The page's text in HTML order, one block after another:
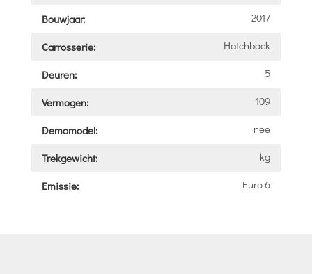
Bouwjaar: 2017
Carrosserie: Hatchback
Deuren: 5
Vermogen: 109
Demomodel: nee
Trekgewicht: kg
Emissie: Euro 6